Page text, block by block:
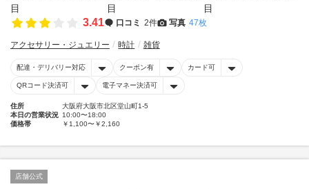
3.41 口コミ 2件 写真 47枚
アクセサリー・ジュエリー 時計 雑貨
配達・デリバリー対応 クーポン有 カード可
QRコード決済可 電子マネー決済可
住所
大阪府大阪市北区堂山町1-5
本日の営業状況 10:00〜18:00
価格帯
￥1,100〜￥2,160
店舗公式